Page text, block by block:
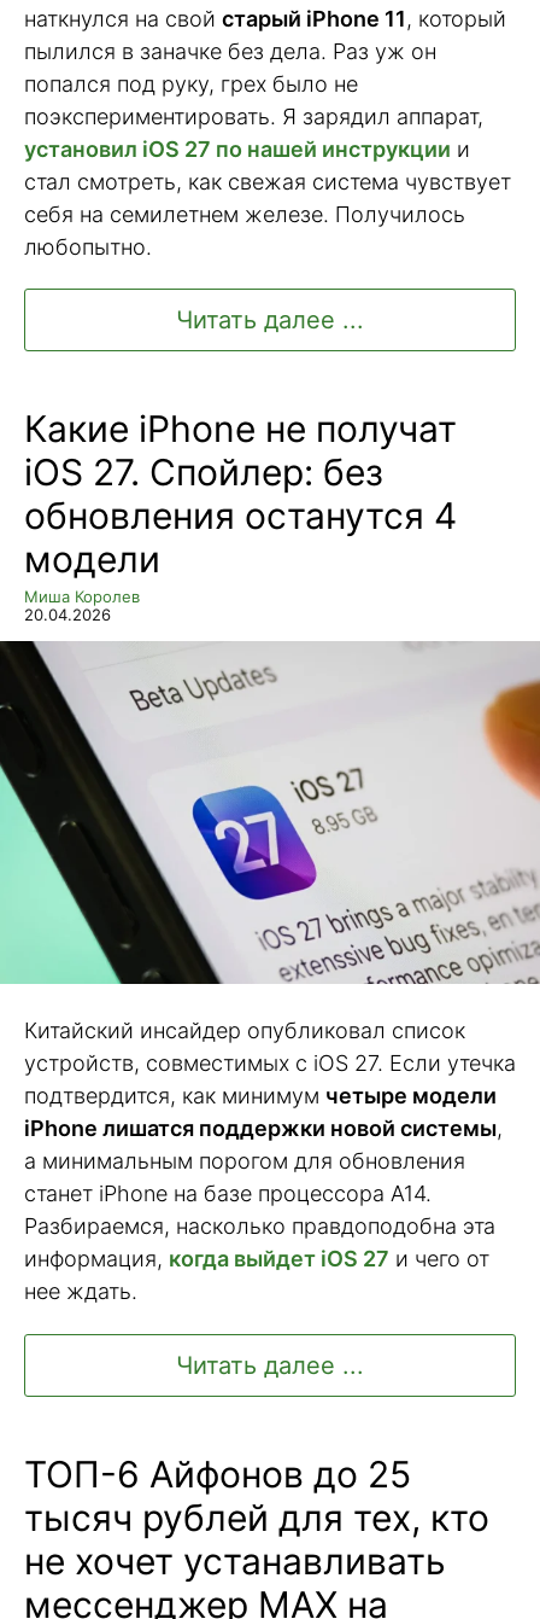
наткнулся на свой старый iPhone 11, который
пылился в заначке без дела. Раз уж он
попался под руку, грех было не
поэкспериментировать. Я зарядил аппарат,
установил iOS 27 по нашей инструкции и
стал смотреть, как свежая система чувствует
себя на семилетнем железе. Получилось
любопытно.
Читать далее ...
Какие iPhone не получат
iOS 27. Спойлер: без
обновления останутся 4
модели
Миша Королев
20.04.2026
Китайский инсайдер опубликовал список
устройств, совместимых с iOS 27. Если утечка
подтвердится, как минимум четыре модели
iPhone лишатся поддержки новой системы,
а минимальным порогом для обновления
станет iPhone на базе процессора A14.
Разбираемся, насколько правдоподобна эта
информация, когда выйдет iOS 27 и чего от
нее ждать.
Читать далее ...
ТОП-6 Айфонов до 25
тысяч рублей для тех, кто
не хочет устанавливать
мессенджер MAX на